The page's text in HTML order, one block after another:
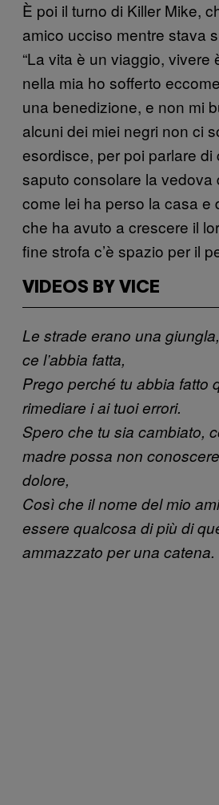
È poi il turno di Killer Mike,
amico ucciso mentre stava
“La vita è un viaggio, vivere
nella mia ho sofferto
una benedizione, e non mi
alcuni dei miei negri non ci
esordisce, per poi parlare di
saputo consolare la vedova
come lei ha perso la casa e
che ha avuto a crescere il
fine strofa c’è spazio per il
VIDEOS BY VICE
Le strade erano una
ce l’abbia fatta,
Prego perché tu abbia fatto
rimediare i ai tuoi errori.
Spero che tu sia cambiato,
madre possa non
dolore,
Così che il nome del mio
essere qualcosa di più di
ammazzato per una catena.